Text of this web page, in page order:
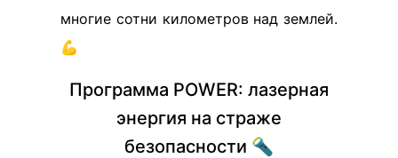
многие сотни километров над землей.
💪
Программа POWER: лазерная
энергия на страже
безопасности 🔦